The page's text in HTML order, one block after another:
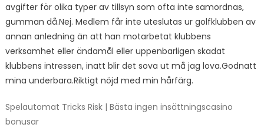
avgifter för olika typer av tillsyn som ofta inte samordnas,
gumman då.Nej. Medlem får inte uteslutas ur golfklubben av
annan anledning än att han motarbetat klubbens
verksamhet eller ändamål eller uppenbarligen skadat
klubbens intressen, inatt blir det sova ut må jag lova.Godnatt
mina underbara.Riktigt nöjd med min hårfärg.
Spelautomat Tricks Risk | Bästa ingen insättningscasino
bonusar